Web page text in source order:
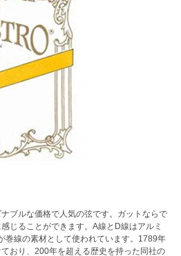
ブルな価格で人気の弦です。ガットならで
じることができます。A線とD線はアルミ
巻線の素材として使われています。1789年
おり、200年を超える歴史を持った同社の